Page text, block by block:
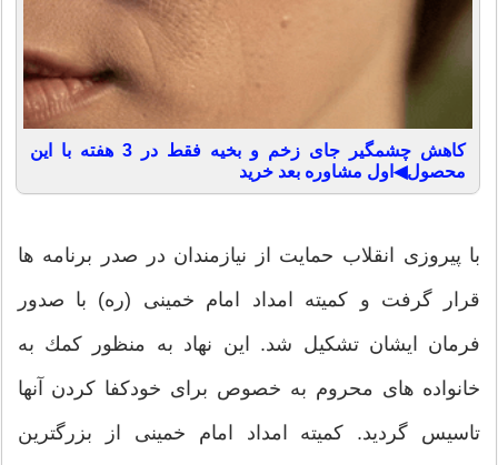
کاهش چشمگیر جای زخم و بخیه فقط در 3 هفته با این
محصول◀اول مشاوره بعد خرید
با پیروزی انقلاب حمایت از نیازمندان در صدر برنامه ها
قرار گرفت و كمیته امداد امام خمینی (ره) با صدور
فرمان ایشان تشكیل شد. این نهاد به منظور كمك به
خانواده های محروم به خصوص برای خودكفا كردن آنها
تاسیس گردید. كمیته امداد امام خمینی از بزرگترین